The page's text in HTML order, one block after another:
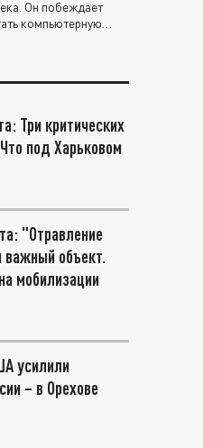
Он побеждает
компьютерную
Три критических
под Харьковом
"Отравление
объект.
мобилизации
усилили
– в Орехове